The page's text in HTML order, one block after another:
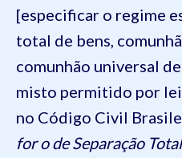
[especificar o regime
total de bens,
comunhão universal
misto permitido por
no Código Civil
for o de Separação